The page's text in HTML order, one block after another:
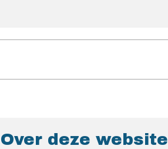
Over deze website